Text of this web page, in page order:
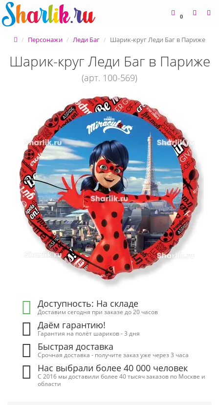
0
Персонажи Леди Баг Шарик-круг Леди Баг в Париже
Шарик-круг Леди Баг в Париже
(арт. 100-569)
Доступность: На складе
Доставим сегодня при заказе до 20 часов
Даём гарантию!
Гарантия на полёт шариков - 3 дня
Быстрая доставка
Срочная доставка - получите заказ уже через 3 часа
Нас выбрали более 40 000 человек
С 2016 мы доставили более 40 тысяч заказов по Москве и
области